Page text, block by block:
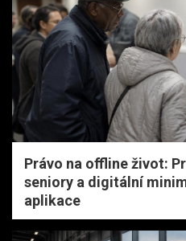
Právo na offline život:
seniory a digitální
aplikace